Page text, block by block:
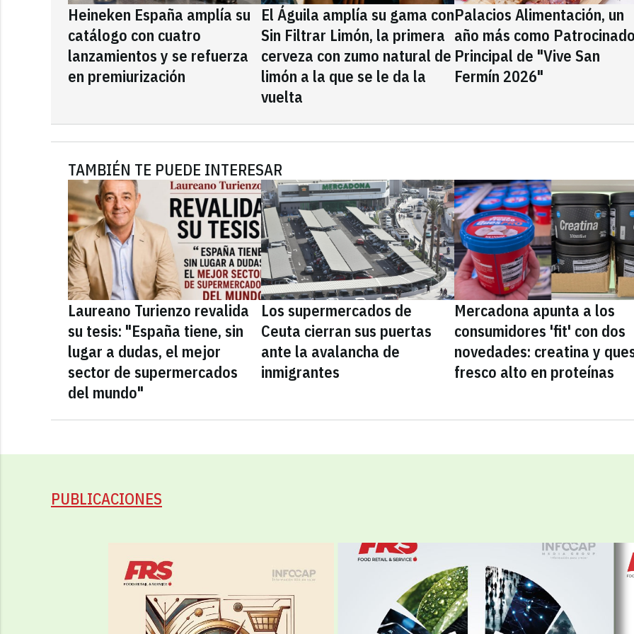
Heineken España amplía su
catálogo con cuatro
lanzamientos y se refuerza
en premiurización
El Águila amplía su gama con
Sin Filtrar Limón, la primera
cerveza con zumo natural de
limón a la que se le da la
vuelta
Palacios Alimentación, un
año más como
Principal de "Vive San
Fermín 2026"
TAMBIÉN TE PUEDE INTERESAR
Laureano Turienzo revalida
su tesis: "España tiene, sin
lugar a dudas, el mejor
sector de supermercados
del mundo"
Los supermercados de
Ceuta cierran sus puertas
ante la avalancha de
inmigrantes
Mercadona apunta a los
consumidores 'fit' con dos
novedades: creatina y
fresco alto en proteínas
PUBLICACIONES